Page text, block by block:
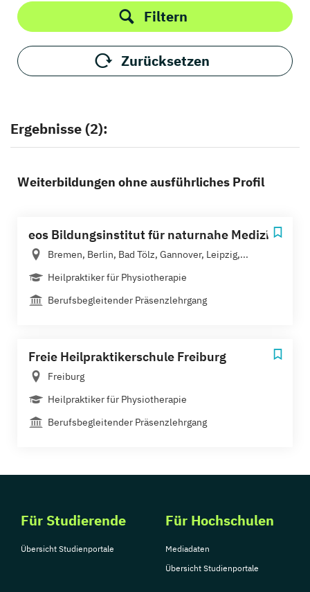
Filtern
Zurücksetzen
Ergebnisse (2):
Weiterbildungen ohne ausführliches Profil
eos Bildungsinstitut für naturnahe Medizin
Bremen, Berlin, Bad Tölz, Gannover, Leipzig,...
Heilpraktiker für Physiotherapie
Berufsbegleitender Präsenzlehrgang
Freie Heilpraktikerschule Freiburg
Freiburg
Heilpraktiker für Physiotherapie
Berufsbegleitender Präsenzlehrgang
Für Studierende
Übersicht Studienportale
Für Hochschulen
Mediadaten
Übersicht Studienportale